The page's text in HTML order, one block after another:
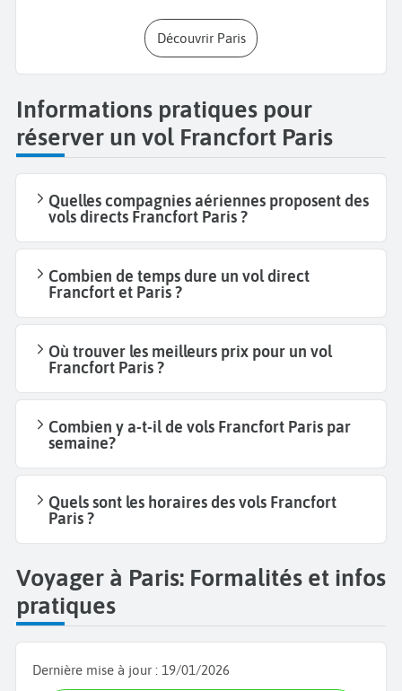
Découvrir Paris
Informations pratiques pour
réserver un vol Francfort Paris
Quelles compagnies aériennes proposent des
vols directs Francfort Paris ?
Combien de temps dure un vol direct
Francfort et Paris ?
Où trouver les meilleurs prix pour un vol
Francfort Paris ?
Combien y a-t-il de vols Francfort Paris par
semaine?
Quels sont les horaires des vols Francfort
Paris ?
Voyager à Paris: Formalités et infos
pratiques
Dernière mise à jour : 19/01/2026